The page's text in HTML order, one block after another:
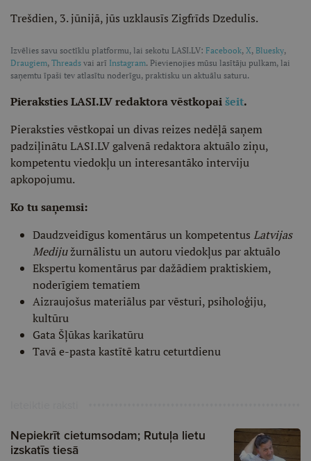
Trešdien, 3. jūnijā, jūs uzklausīs Zigfrīds Dzedulis.
Izvēlies savu soctīklu platformu, lai sekotu LASI.LV: Facebook, X, Bluesky,
Draugiem, Threads vai arī Instagram. Pievienojies mūsu lasītāju pulkam, lai
saņemtu īpaši tev atlasītu noderīgu, praktisku un aktuālu saturu.
Pieraksties LASI.LV redaktora vēstkopaišeit.
Pieraksties vēstkopai un divas reizes nedēļā saņem
padziļinātu LASI.LV galvenā redaktora aktuālo ziņu,
kompetentu viedokļu un interesantāko interviju
apkopojumu.
Ko tu saņemsi:
Daudzveidīgus komentārus un kompetentus Latvijas
Medijužurnālistu un autoru viedokļus par aktuālo
Ekspertu komentārus par dažādiem praktiskiem,
noderīgiem tematiem
Aizraujošus materiālus par vēsturi, psiholoģiju,
kultūru
Gata Šļūkas karikatūru
Tavā e-pasta kastītē katru ceturtdienu
Nepiekrīt cietumsodam; Rutuļa lietu
izskatīs tiesā